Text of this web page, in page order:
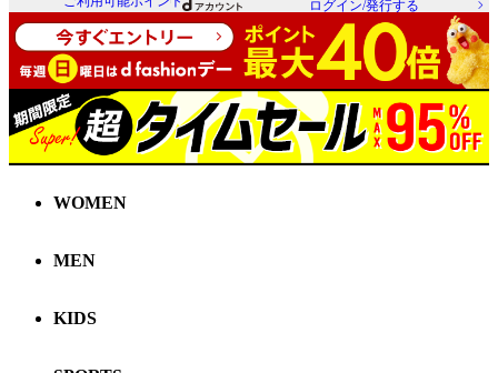
ログイン/発行する
WOMEN
MEN
KIDS